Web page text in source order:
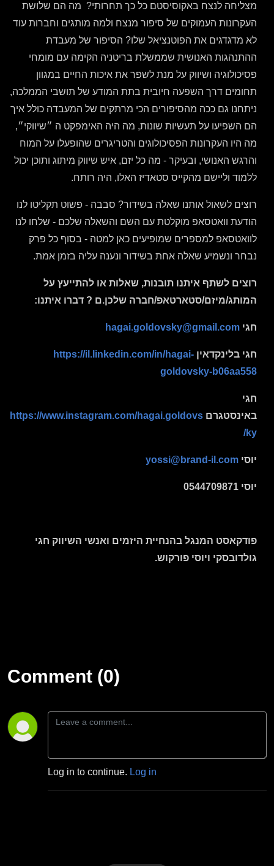
מצליחה לנצח באקוסיסטם כל כך תחרותי? מה הם שלושת
העקרונות העמוקים של סיפור מנצח ולמה מותגים וחברות עוד
לא מדגדגים את הפוטנציאל שלו? הסיפור של מעבדת
ההתנהגות האנושית שממשלת בריטניה הקימה עם מומחי
פסיכולוגיה ושיווק על מנת לשפר את איכות החיים במגוון
תחומים דרך השפעה חיובית בתת המודע של תושבי הממלכה,
ניתחנו גם ככה מהסיפורים הכי מרתקים של המעבדה כולל איך
הם השפיעו על תעשיות שונות, מה היה האימפקט ה ״שיווקי״,
מה היו העקרונות הפסיכולוגים והטריגרים שהופעלו על המוח
והרגש האנושי, ובעיקר - מה כל יזם, איש שיווק מיתוג ותוכן יכול
ללמוד וליישם מהקייס סטאדיז האלו, היה רותח.
רוצים לשאול אותנו שאלה בשידור? סבבה - פשוט תקליטו לנו
הודעת וואטסאפ מוקלטת עם השם והשאלה שלכם - שלחו לנו
לוואטסאפ למספרים שמופיעים כאן למטה - בסוף כל פרק
נבחר ונשמיע שאלה אחת בשידור ונענה עליה בזמן אמת.
רוצים לשתף איתנו תובנות, שאלות או להתייעץ על
המותג/מיזם/סטארטאפ/חברה שלכן.ם ? דברו איתנו:
חגי hagai.goldovsky@gmail.com
חגי בלינקדאין https://il.linkedin.com/in/hagai-
goldovsky-b06aa558
חגי
באינסטגרם https://www.instagram.com/hagai.goldovs
ky/
יוסי yossi@brand-il.com
יוסי 0544709871
פודקאסט המנגל בהנחיית היזמים ואנשי השיווק חגי
גולדובסקי ויוסי פורקוש.
Comment (0)
Log in to continue. Log in